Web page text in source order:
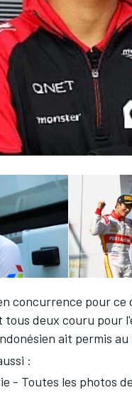
concurrence pour ce
tous deux couru pour
ait permis
:
- Toutes les photos